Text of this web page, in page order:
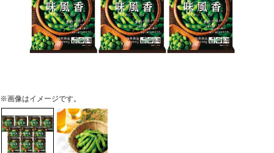
※画像はイメージです。